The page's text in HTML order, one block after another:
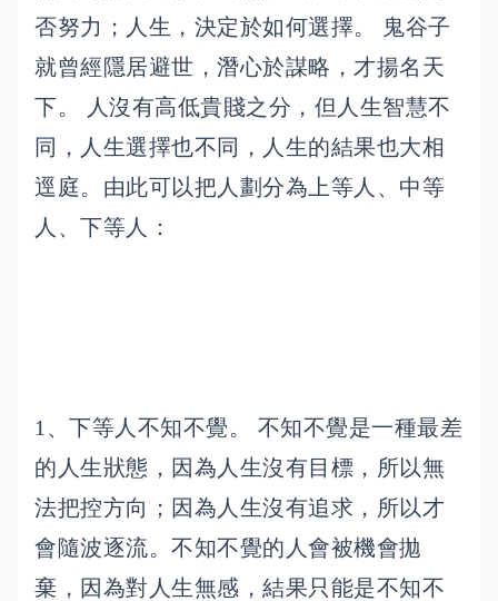
否努力；人生，決定於如何選擇。 鬼谷子
就曾經隱居避世，潛心於謀略，才揚名天
下。 人沒有高低貴賤之分，但人生智慧不
同，人生選擇也不同，人生的結果也大相
逕庭。由此可以把人劃分為上等人、中等
人、下等人：
1、下等人不知不覺。 不知不覺是一種最差
的人生狀態，因為人生沒有目標，所以無
法把控方向；因為人生沒有追求，所以才
會隨波逐流。不知不覺的人會被機會拋
棄，因為對人生無感，結果只能是不知不